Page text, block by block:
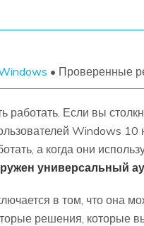
• Проверенные
работать. Если вы
Windows
а когда они
универсальный
в том, что она
решения, которые